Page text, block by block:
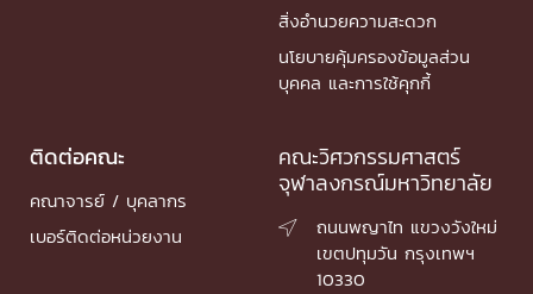
สิ่งอำนวยความสะดวก
นโยบายคุ้มครองข้อมูลส่วน
บุคคล และการใช้คุกกี้
ติดต่อคณะ
คณาจารย์ / บุคลากร
เบอร์ติดต่อหน่วยงาน
คณะวิศวกรรมศาสตร์
จุฬาลงกรณ์มหาวิทยาลัย

ถนนพญาไท แขวงวังใหม่
เขตปทุมวัน กรุงเทพฯ
10330